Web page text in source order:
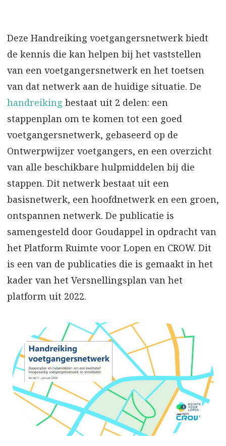
Deze Handreiking voetgangersnetwerk biedt
de kennis die kan helpen bij het vaststellen
van een voetgangersnetwerk en het toetsen
van dat netwerk aan de huidige situatie. De
handreiking bestaat uit 2 delen: een
stappenplan om te komen tot een goed
voetgangersnetwerk, gebaseerd op de
Ontwerpwijzer voetgangers, en een overzicht
van alle beschikbare hulpmiddelen bij die
stappen. Dit netwerk bestaat uit een
basisnetwerk, een hoofdnetwerk en een groen,
ontspannen netwerk. De publicatie is
samengesteld door Goudappel in opdracht van
het Platform Ruimte voor Lopen en CROW. Dit
is een van de publicaties die is gemaakt in het
kader van het Versnellingsplan van het
platform uit 2022.